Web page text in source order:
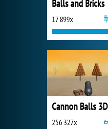
Balls and Bricks
17 899x
Cannon Balls 3D
256 327x